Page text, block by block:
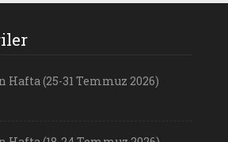
Hafta (25-31 Temmuz 2026)